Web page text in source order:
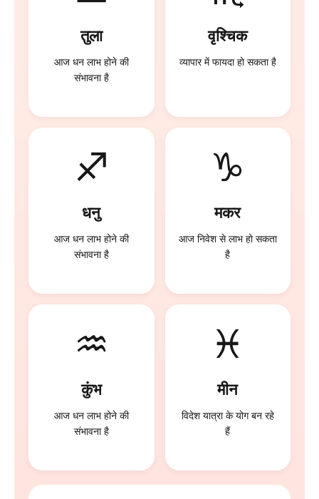
तुला
आज धन लाभ होने की
संभावना है
वृश्चिक
व्यापार में फायदा हो सकता है
♐
धनु
आज धन लाभ होने की
संभावना है
♑
मकर
आज निवेश से लाभ हो सकता
है
♒
कुंभ
आज धन लाभ होने की
संभावना है
♓
मीन
विदेश यात्रा के योग बन रहे
हैं